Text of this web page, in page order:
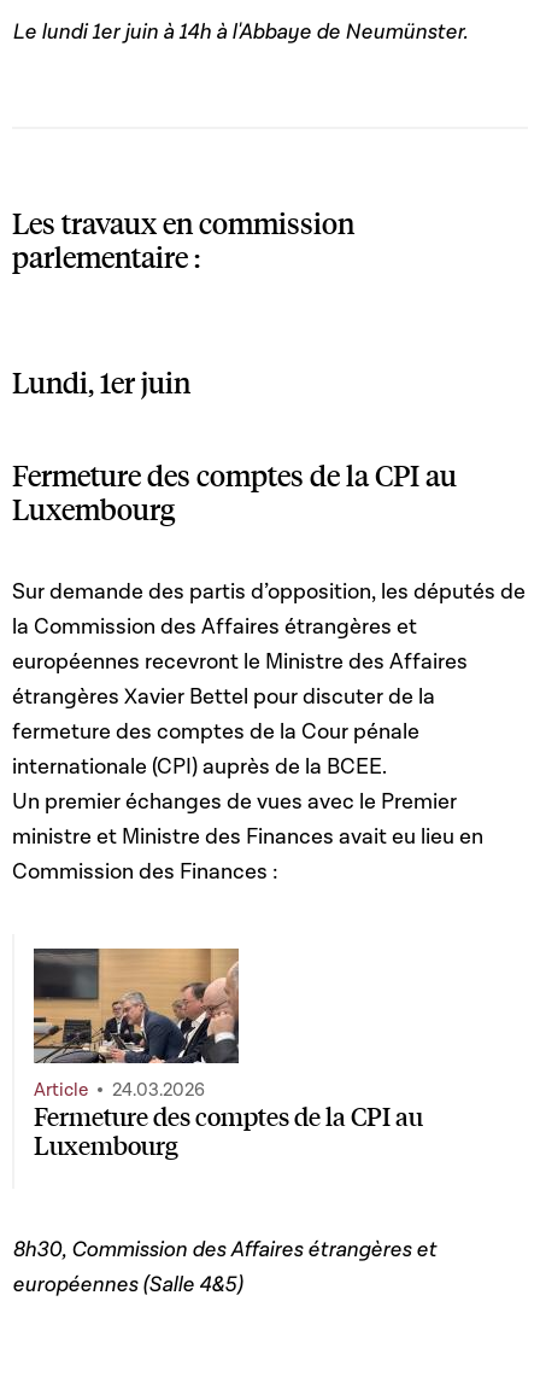
Le lundi 1er juin à 14h à l'Abbaye de Neumünster.
Les travaux en commission
parlementaire :
Lundi, 1er juin
Fermeture des comptes de la CPI au
Luxembourg
Sur demande des partis d’opposition, les députés de
la Commission des Affaires étrangères et
européennes recevront le Ministre des Affaires
étrangères Xavier Bettel pour discuter de la
fermeture des comptes de la Cour pénale
internationale (CPI) auprès de la BCEE.
Un premier échanges de vues avec le Premier
ministre et Ministre des Finances avait eu lieu en
Commission des Finances :
Fermeture des comptes de la CPI au
Luxembourg
Article 24.03.2026
8h30, Commission des Affaires étrangères et
européennes (Salle 4&5)